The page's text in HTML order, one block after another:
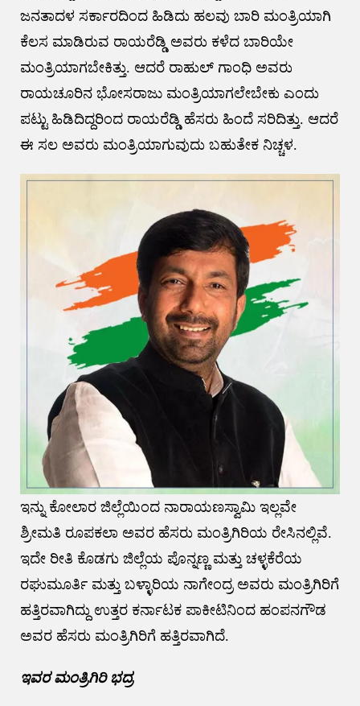
ಜನತಾದಳ ಸರ್ಕಾರದಿಂದ ಹಿಡಿದು ಹಲವು ಬಾರಿ ಮಂತ್ರಿಯಾಗಿ
ಕೆಲಸ ಮಾಡಿರುವ ರಾಯರೆಡ್ಡಿ ಅವರು ಕಳೆದ ಬಾರಿಯೇ
ಮಂತ್ರಿಯಾಗಬೇಕಿತ್ತು. ಆದರೆ ರಾಹುಲ್ ಗಾಂಧಿ ಅವರು
ರಾಯಚೂರಿನ ಭೋಸರಾಜು ಮಂತ್ರಿಯಾಗಲೇಬೇಕು ಎಂದು
ಪಟ್ಟು ಹಿಡಿದಿದ್ದರಿಂದ ರಾಯರೆಡ್ಡಿ ಹೆಸರು ಹಿಂದೆ ಸರಿದಿತ್ತು. ಆದರೆ
ಈ ಸಲ ಅವರು ಮಂತ್ರಿಯಾಗುವುದು ಬಹುತೇಕ ನಿಚ್ಚಳ.
ಇನ್ನು ಕೋಲಾರ ಜಿಲ್ಲೆಯಿಂದ ನಾರಾಯಣಸ್ವಾಮಿ ಇಲ್ಲವೇ
ಶ್ರೀಮತಿ ರೂಪಕಲಾ ಅವರ ಹೆಸರು ಮಂತ್ರಿಗಿರಿಯ ರೇಸಿನಲ್ಲಿವೆ.
ಇದೇ ರೀತಿ ಕೊಡಗು ಜಿಲ್ಲೆಯ ಪೊನ್ನಣ್ಣ ಮತ್ತು ಚಳ್ಳಕೆರೆಯ
ರಘುಮೂರ್ತಿ ಮತ್ತು ಬಳ್ಳಾರಿಯ ನಾಗೇಂದ್ರ ಅವರು ಮಂತ್ರಿಗಿರಿಗೆ
ಹತ್ತಿರವಾಗಿದ್ದು ಉತ್ತರ ಕರ್ನಾಟಕ ಪಾಕೀಟಿನಿಂದ ಹಂಪನಗೌಡ
ಅವರ ಹೆಸರು ಮಂತ್ರಿಗಿರಿಗೆ ಹತ್ತಿರವಾಗಿದೆ.
ಇವರ ಮಂತ್ರಿಗಿರಿ ಭದ್ರ